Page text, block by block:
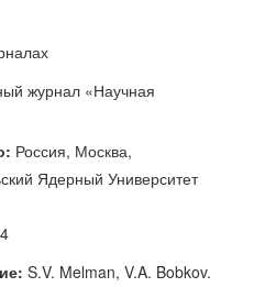
журнал «Научная
Россия, Москва,
Ядерный Университет
S.V. Melman, V.A. Bobkov.